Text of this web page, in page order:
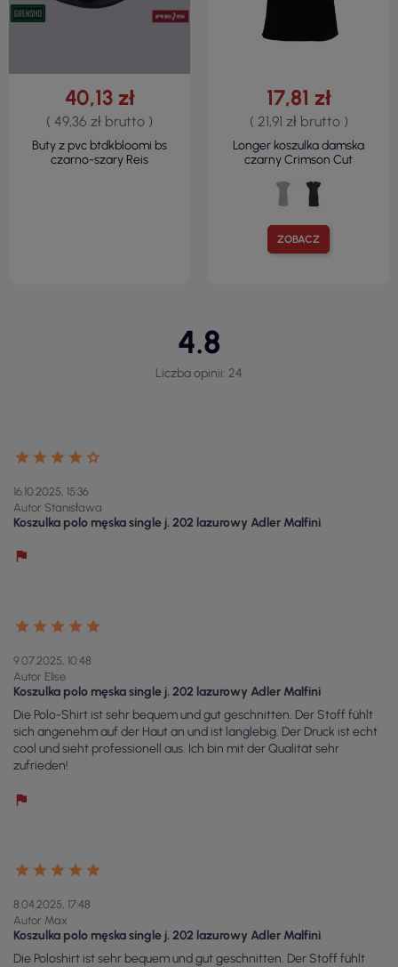
40,13 zł
( 49,36 zł brutto )
Buty z pvc btdkbloomi bs
czarno-szary Reis
ZOBACZ
17,81 zł
( 21,91 zł brutto )
Longer koszulka damska
czarny Crimson Cut
4.8
Liczba opinii: 24
16.10.2025, 15:36
Autor Stanisława
Koszulka polo męska single j. 202 lazurowy Adler Malfini
9.07.2025, 10:48
Autor Elise
Koszulka polo męska single j. 202 lazurowy Adler Malfini
Die Polo-Shirt ist sehr bequem und gut geschnitten. Der Stoff fühlt
sich angenehm auf der Haut an und ist langlebig. Der Druck ist echt
cool und sieht professionell aus. Ich bin mit der Qualität sehr
zufrieden!
8.04.2025, 17:48
Autor Max
Koszulka polo męska single j. 202 lazurowy Adler Malfini
Die Poloshirt ist sehr bequem und gut geschnitten. Der Stoff fühlt